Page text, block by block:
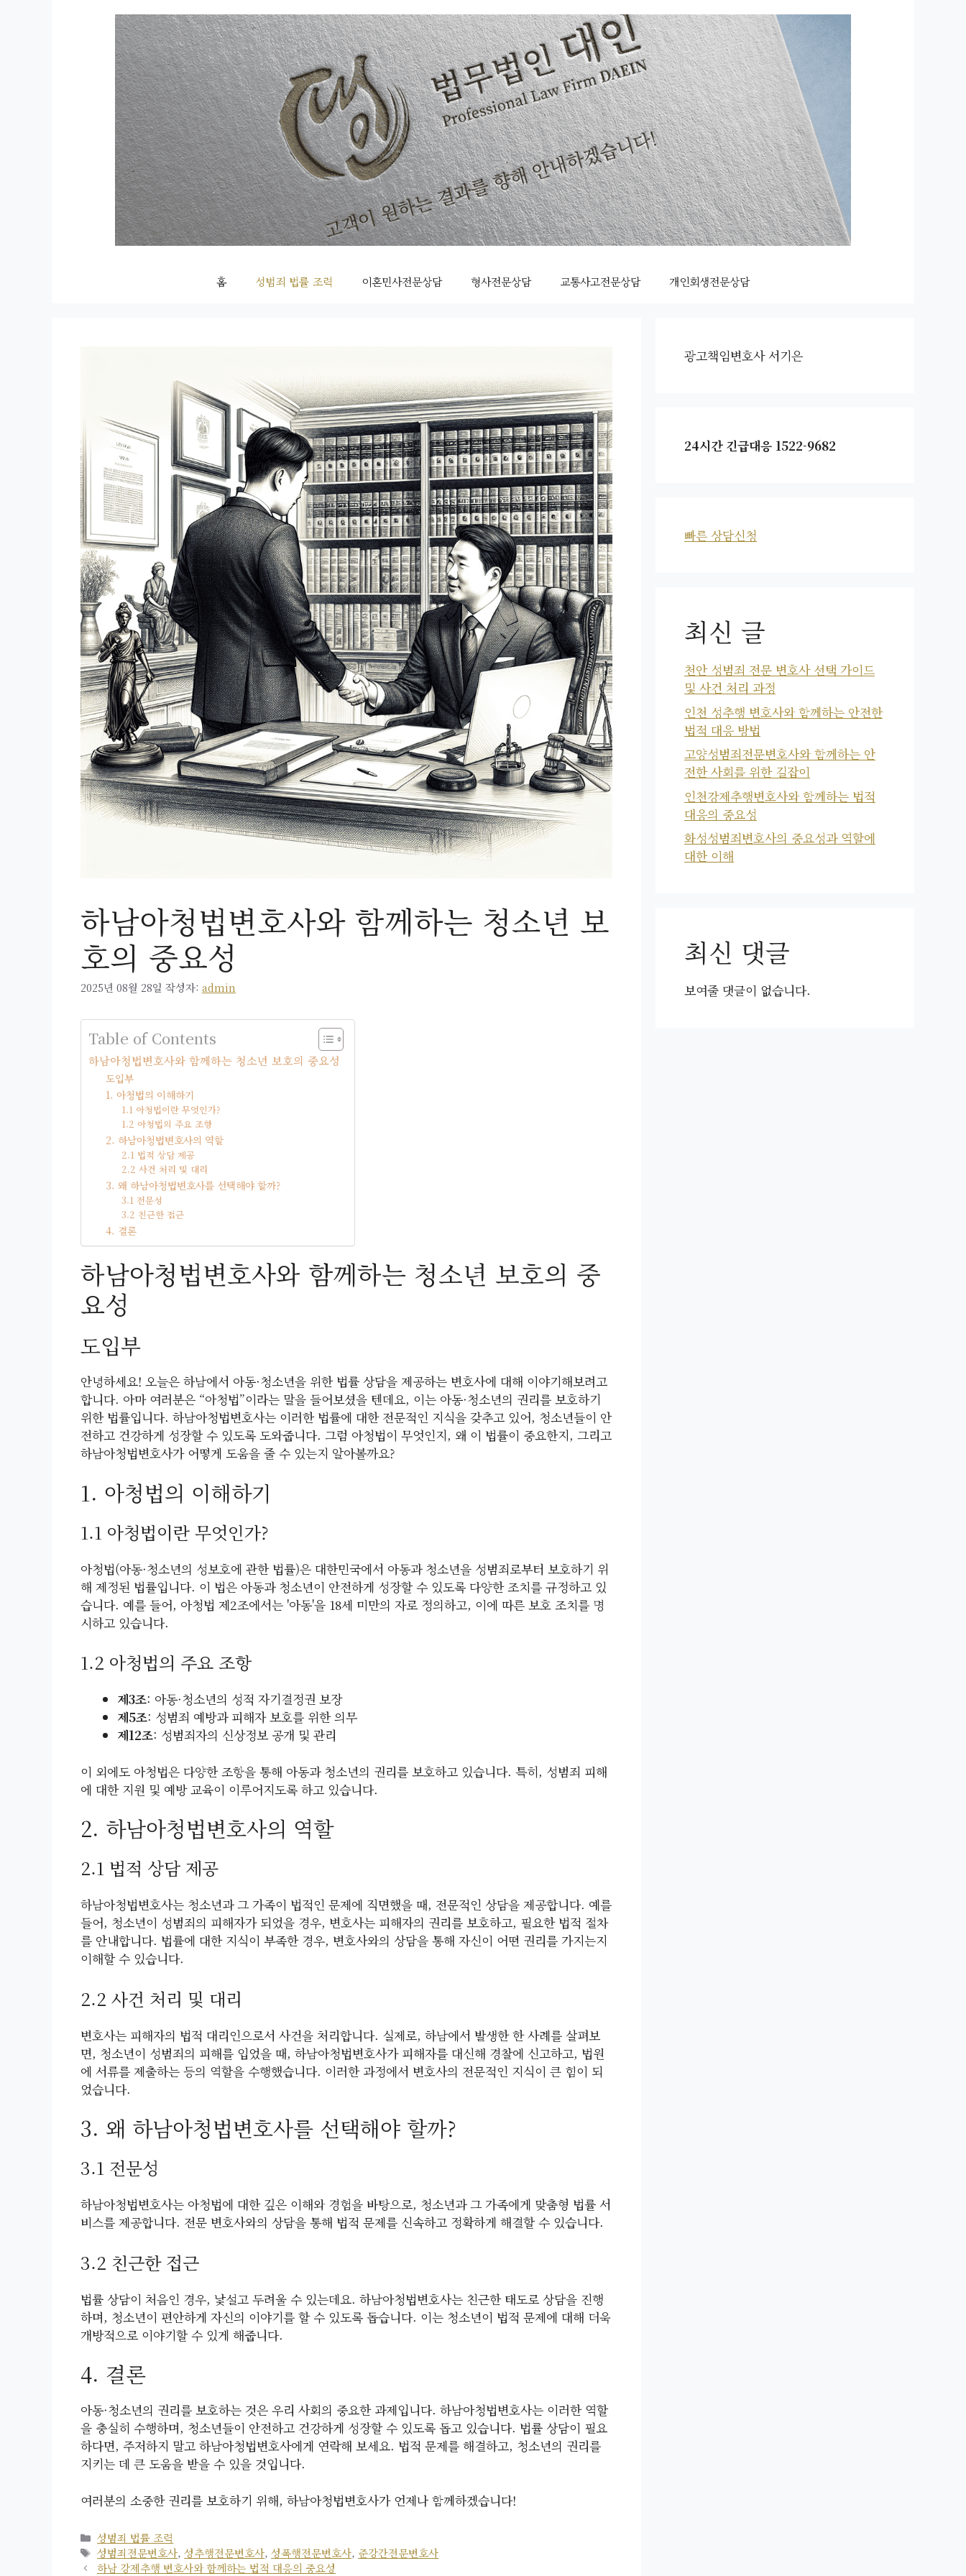
홈 성범죄 법률 조력 이혼민사전문상담 형사전문상담 교통사고전문상담 개인회생전문상담
하남아청법변호사와 함께하는 청소년 보
호의 중요성
2025년 08월 28일 작성자: admin
Table of Contents
하남아청법변호사와 함께하는 청소년 보호의 중요성
도입부
1. 아청법의 이해하기
1.1 아청법이란 무엇인가?
1.2 아청법의 주요 조항
2. 하남아청법변호사의 역할
2.1 법적 상담 제공
2.2 사건 처리 및 대리
3. 왜 하남아청법변호사를 선택해야 할까?
3.1 전문성
3.2 친근한 접근
4. 결론
하남아청법변호사와 함께하는 청소년 보호의 중
요성
도입부
안녕하세요! 오늘은 하남에서 아동·청소년을 위한 법률 상담을 제공하는 변호사에 대해 이야기해보려고
합니다. 아마 여러분은 “아청법”이라는 말을 들어보셨을 텐데요, 이는 아동·청소년의 권리를 보호하기
위한 법률입니다. 하남아청법변호사는 이러한 법률에 대한 전문적인 지식을 갖추고 있어, 청소년들이 안
전하고 건강하게 성장할 수 있도록 도와줍니다. 그럼 아청법이 무엇인지, 왜 이 법률이 중요한지, 그리고
하남아청법변호사가 어떻게 도움을 줄 수 있는지 알아볼까요?
1. 아청법의 이해하기
1.1 아청법이란 무엇인가?
아청법(아동·청소년의 성보호에 관한 법률)은 대한민국에서 아동과 청소년을 성범죄로부터 보호하기 위
해 제정된 법률입니다. 이 법은 아동과 청소년이 안전하게 성장할 수 있도록 다양한 조치를 규정하고 있
습니다. 예를 들어, 아청법 제2조에서는 '아동'을 18세 미만의 자로 정의하고, 이에 따른 보호 조치를 명
시하고 있습니다.
1.2 아청법의 주요 조항
제3조: 아동·청소년의 성적 자기결정권 보장
제5조: 성범죄 예방과 피해자 보호를 위한 의무
제12조: 성범죄자의 신상정보 공개 및 관리
이 외에도 아청법은 다양한 조항을 통해 아동과 청소년의 권리를 보호하고 있습니다. 특히, 성범죄 피해
에 대한 지원 및 예방 교육이 이루어지도록 하고 있습니다.
2. 하남아청법변호사의 역할
2.1 법적 상담 제공
하남아청법변호사는 청소년과 그 가족이 법적인 문제에 직면했을 때, 전문적인 상담을 제공합니다. 예를
들어, 청소년이 성범죄의 피해자가 되었을 경우, 변호사는 피해자의 권리를 보호하고, 필요한 법적 절차
를 안내합니다. 법률에 대한 지식이 부족한 경우, 변호사와의 상담을 통해 자신이 어떤 권리를 가지는지
이해할 수 있습니다.
2.2 사건 처리 및 대리
변호사는 피해자의 법적 대리인으로서 사건을 처리합니다. 실제로, 하남에서 발생한 한 사례를 살펴보
면, 청소년이 성범죄의 피해를 입었을 때, 하남아청법변호사가 피해자를 대신해 경찰에 신고하고, 법원
에 서류를 제출하는 등의 역할을 수행했습니다. 이러한 과정에서 변호사의 전문적인 지식이 큰 힘이 되
었습니다.
3. 왜 하남아청법변호사를 선택해야 할까?
3.1 전문성
하남아청법변호사는 아청법에 대한 깊은 이해와 경험을 바탕으로, 청소년과 그 가족에게 맞춤형 법률 서
비스를 제공합니다. 전문 변호사와의 상담을 통해 법적 문제를 신속하고 정확하게 해결할 수 있습니다.
3.2 친근한 접근
법률 상담이 처음인 경우, 낯설고 두려울 수 있는데요. 하남아청법변호사는 친근한 태도로 상담을 진행
하며, 청소년이 편안하게 자신의 이야기를 할 수 있도록 돕습니다. 이는 청소년이 법적 문제에 대해 더욱
개방적으로 이야기할 수 있게 해줍니다.
4. 결론
아동·청소년의 권리를 보호하는 것은 우리 사회의 중요한 과제입니다. 하남아청법변호사는 이러한 역할
을 충실히 수행하며, 청소년들이 안전하고 건강하게 성장할 수 있도록 돕고 있습니다. 법률 상담이 필요
하다면, 주저하지 말고 하남아청법변호사에게 연락해 보세요. 법적 문제를 해결하고, 청소년의 권리를
지키는 데 큰 도움을 받을 수 있을 것입니다.
여러분의 소중한 권리를 보호하기 위해, 하남아청법변호사가 언제나 함께하겠습니다!
카
테
고
성범죄 법률 조력
태
그
성범죄전문변호사,성추행전문변호사,성폭행전문변호사, 준강간전문변호사
하남 강제추행 변호사와 함께하는 법적 대응의 중요성
광고책임변호사 서기은
24시간 긴급대응 1522-9682
빠른 상담신청
최신 글
천안 성범죄 전문 변호사 선택 가이드
및 사건 처리 과정
인천 성추행 변호사와 함께하는 안전한
법적 대응 방법
고양성범죄전문변호사와 함께하는 안
전한 사회를 위한 길잡이
인천강제추행변호사와 함께하는 법적
대응의 중요성
화성성범죄변호사의 중요성과 역할에
대한 이해
최신 댓글
보여줄 댓글이 없습니다.